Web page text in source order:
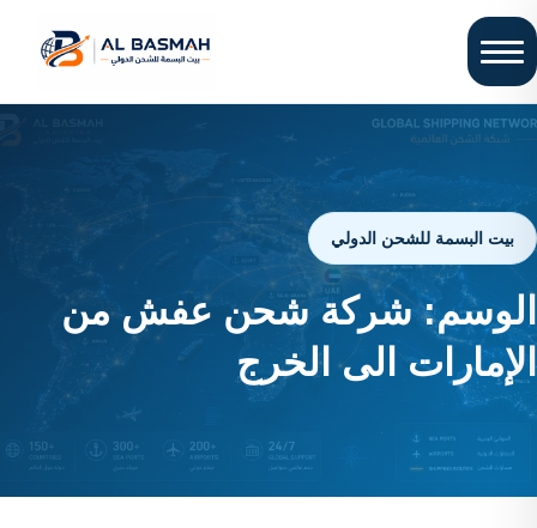
بيت البسمة للشحن الدولي
الوسم:شركة شحن عفش من
الإمارات الى الخرج